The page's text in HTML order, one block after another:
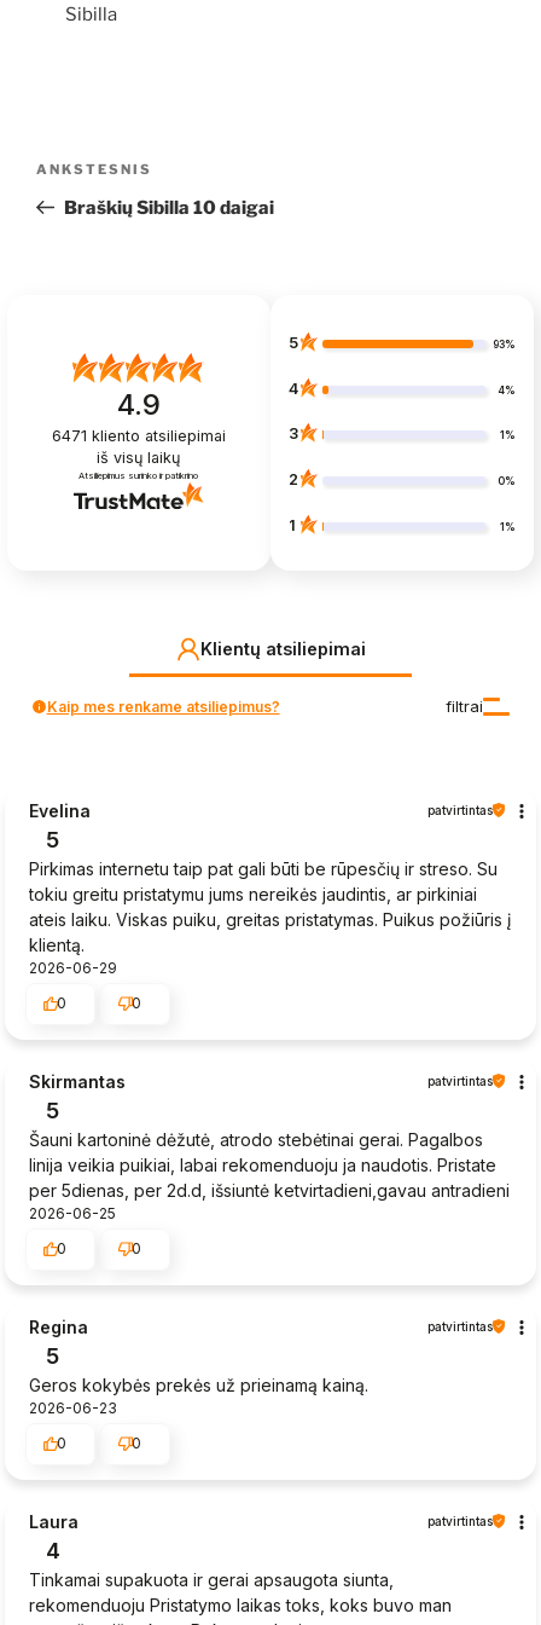
Sibilla
Navigacija
įrašų
Ankstesnis
įrašas
ANKSTESNIS
Braškių Sibilla 10 daigai
4.9
6471 kliento atsiliepimai
iš visų laikų
Atsiliepimus surinko ir patikrino
5 93%
4 4%
3 1%
2 0%
1 1%
Klientų atsiliepimai
filtrai
Kaip mes renkame atsiliepimus?
Evelina patvirtintas
5
Pirkimas internetu taip pat gali būti be rūpesčių ir streso. Su
tokiu greitu pristatymu jums nereikės jaudintis, ar pirkiniai
ateis laiku. Viskas puiku, greitas pristatymas. Puikus požiūris į
klientą.
2026-06-29
0
0
Skirmantas patvirtintas
5
Šauni kartoninė dėžutė, atrodo stebėtinai gerai. Pagalbos
linija veikia puikiai, labai rekomenduoju ja naudotis. Pristate
per 5dienas, per 2d.d, išsiuntė ketvirtadieni,gavau antradieni
2026-06-25
0
0
Regina patvirtintas
5
Geros kokybės prekės už prieinamą kainą.
2026-06-23
0
0
Laura patvirtintas
4
Tinkamai supakuota ir gerai apsaugota siunta,
rekomenduoju Pristatymo laikas toks, koks buvo man